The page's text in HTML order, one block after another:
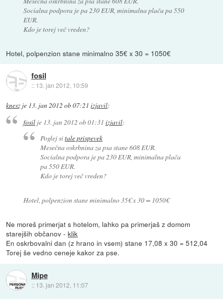
Socialna podpora je pa 230 EUR, minimalna plača pa 550
EUR.
Kdo je torej več vreden?
Hotel, polpenzion stane minimalno 35€ x 30 = 1050€
fosil
:: 13. jan 2012, 10:59
knesz je 13. jan 2012 ob 07:21 izjavil:
fosilje 13. jan 2012 ob 01:31 izjavil:
Poglej sitale prispevek
Mesečna oskrbnina za psa stane 608 EUR.
Socialna podpora je pa 230 EUR, minimalna plača
pa 550 EUR.
Kdo je torej več vreden?
Hotel, polpenzion stane minimalno 35€ x 30 = 1050€
Ne moreš primerjat s hotelom, lahko pa primerjaš z domom
starejših občanov -klik
En oskrbovalni dan (z hrano in vsem) stane 17,08 x 30 = 512,04
Torej še vedno ceneje kakor za pse.
Mipe
:: 13. jan 2012, 11:07